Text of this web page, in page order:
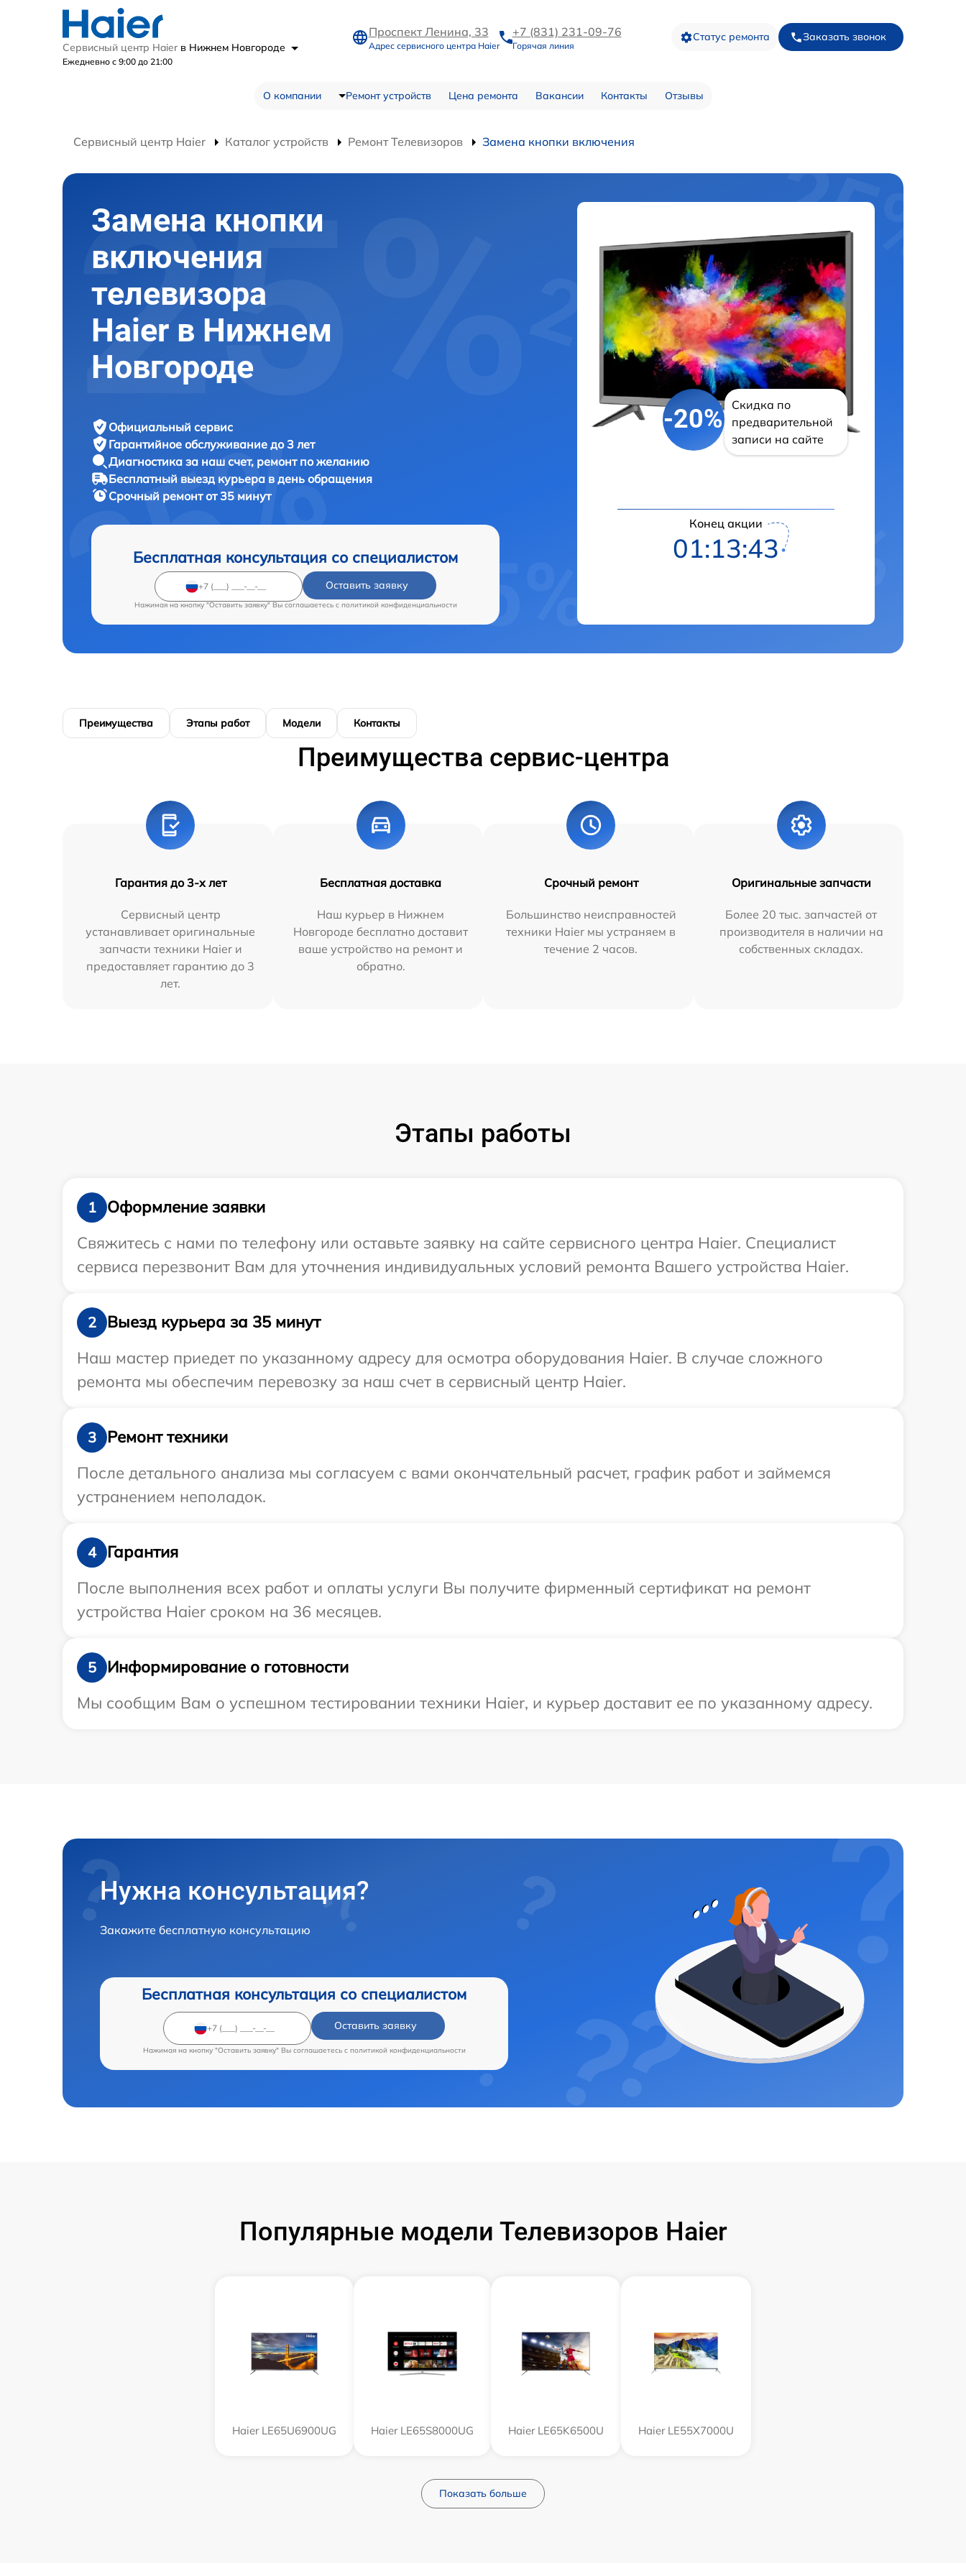
Сервисный центр Haier в Нижнем Новгороде
Ежедневно с 9:00 до 21:00
Проспект Ленина, 33
Адрес сервисного центра Haier
+7 (831) 231-09-76
Горячая линия
Статус ремонта Заказать звонок
О компании Ремонт устройств Цена ремонта Вакансии Контакты Отзывы
Сервисный центр Haier Каталог устройств Ремонт Телевизоров Замена кнопки включения
Замена кнопки
включения
телевизора
Haier в Нижнем
Новгороде
Официальный сервис
Гарантийное обслуживание до 3 лет
Диагностика за наш счет, ремонт по желанию
Бесплатный выезд курьера в день обращения
Срочный ремонтот 35 минут
Бесплатная консультация со специалистом
Оставить заявку
Нажимая на кнопку "Оставить заявку" Вы соглашаетесь c политикой конфиденциальности
-20%
Скидка по
предварительной
записи на сайте
Конец акции
01:13:42
Преимущества Этапы работ Модели Контакты
Преимущества сервис-центра
Гарантия до 3-х лет
Сервисный центр
устанавливает оригинальные
запчасти техники Haier и
предоставляет гарантию до 3
лет.
Бесплатная доставка
Наш курьер в Нижнем
Новгороде бесплатно доставит
ваше устройство на ремонт и
обратно.
Срочный ремонт
Большинство неисправностей
техники Haier мы устраняем в
течение 2 часов.
Оригинальные запчасти
Более 20 тыс. запчастей от
производителя в наличии на
собственных складах.
Этапы работы
1
Оформление заявки
Свяжитесь с нами по телефону или оставьте заявку на сайте сервисного центра Haier. Специалист
сервиса перезвонит Вам для уточнения индивидуальных условий ремонта Вашего устройства Haier.
2
Выезд курьера за 35 минут
Наш мастер приедет по указанному адресу для осмотра оборудования Haier. В случае сложного
ремонта мы обеспечим перевозку за наш счет в сервисный центр Haier.
3
Ремонт техники
После детального анализа мы согласуем с вами окончательный расчет, график работ и займемся
устранением неполадок.
4
Гарантия
После выполнения всех работ и оплаты услуги Вы получите фирменный сертификат на ремонт
устройства Haier сроком на 36 месяцев.
5
Информирование о готовности
Мы сообщим Вам о успешном тестировании техники Haier, и курьер доставит ее по указанному адресу.
Нужна консультация?
Закажите бесплатную консультацию
Бесплатная консультация со специалистом
Оставить заявку
Нажимая на кнопку "Оставить заявку" Вы соглашаетесь c политикой конфиденциальности
Популярные модели Телевизоров Haier
Haier LE65U6900UG Haier LE65S8000UG Haier LE65K6500U Haier LE55X7000U
Показать больше